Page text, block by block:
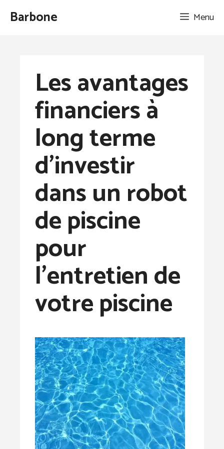
AllerBarbone Menu
Les avantages
financiers à
long terme
d’investir
dans un robot
de piscine
pour
l’entretien de
votre piscine